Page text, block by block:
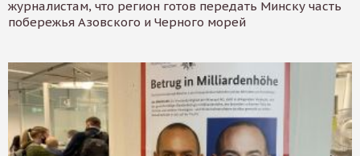
журналистам, что регион готов передать Минску часть
побережья Азовского и Черного морей